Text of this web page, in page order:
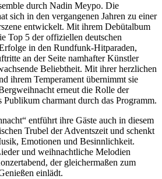
durch Nadin Meypo. Die
sich in den vergangenen Jahren zu einer
entwickelt. Mit ihrem Debütalbum
Top 5 der offiziellen deutschen
in den Rundfunk-Hitparaden,
an der Seite namhafter Künstler
Beliebtheit. Mit ihrer herzlichen
ihrem Temperament übernimmt sie
erneut die Rolle der
charmant durch das Programm.
entführt ihre Gäste auch in diesem
Trubel der Adventszeit und schenkt
Emotionen und Besinnlichkeit.
und weihnachtliche Melodien
der gleichermaßen zum
einlädt.